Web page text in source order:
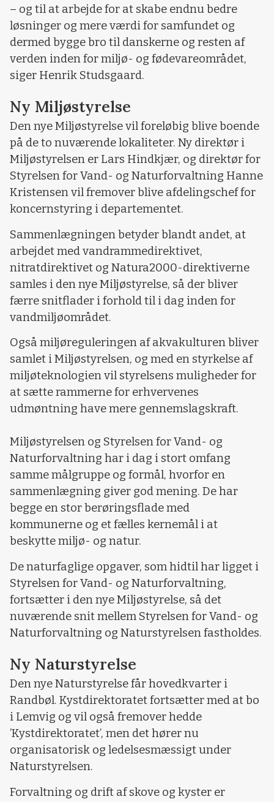
– og til at arbejde for at skabe endnu bedre
løsninger og mere værdi for samfundet og
dermed bygge bro til danskerne og resten af
verden inden for miljø- og fødevareområdet,
siger Henrik Studsgaard.
Ny Miljøstyrelse
Den nye Miljøstyrelse vil foreløbig blive boende
på de to nuværende lokaliteter. Ny direktør i
Miljøstyrelsen er Lars Hindkjær, og direktør for
Styrelsen for Vand- og Naturforvaltning Hanne
Kristensen vil fremover blive afdelingschef for
koncernstyring i departementet.
Sammenlægningen betyder blandt andet, at
arbejdet med vandrammedirektivet,
nitratdirektivet og Natura2000-direktiverne
samles i den nye Miljøstyrelse, så der bliver
færre snitflader i forhold til i dag inden for
vandmiljøområdet.
Også miljøreguleringen af akvakulturen bliver
samlet i Miljøstyrelsen, og med en styrkelse af
miljøteknologien vil styrelsens muligheder for
at sætte rammerne for erhvervenes
udmøntning have mere gennemslagskraft.
Miljøstyrelsen og Styrelsen for Vand- og
Naturforvaltning har i dag i stort omfang
samme målgruppe og formål, hvorfor en
sammenlægning giver god mening. De har
begge en stor berøringsflade med
kommunerne og et fælles kernemål i at
beskytte miljø- og natur.
De naturfaglige opgaver, som hidtil har ligget i
Styrelsen for Vand- og Naturforvaltning,
fortsætter i den nye Miljøstyrelse, så det
nuværende snit mellem Styrelsen for Vand- og
Naturforvaltning og Naturstyrelsen fastholdes.
Ny Naturstyrelse
Den nye Naturstyrelse får hovedkvarter i
Randbøl. Kystdirektoratet fortsætter med at bo
i Lemvig og vil også fremover hedde
’Kystdirektoratet’, men det hører nu
organisatorisk og ledelsesmæssigt under
Naturstyrelsen.
Forvaltning og drift af skove og kyster er